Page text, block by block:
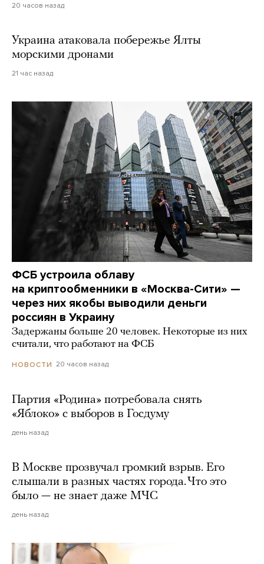
20 часов назад
Украина атаковала побережье Ялты
морскими дронами
21 час назад
ФСБ устроила облаву
на криптообменники в «Москва-Сити» —
через них якобы выводили деньги
россиян в Украину
Задержаны больше 20 человек. Некоторые из них
считали, что работают на ФСБ
НОВОСТИ 20 часов назад
Партия «Родина» потребовала снять
«Яблоко» с выборов в Госдуму
день назад
В Москве прозвучал громкий взрыв. Его
слышали в разных частях города. Что это
было — не знает даже МЧС
день назад